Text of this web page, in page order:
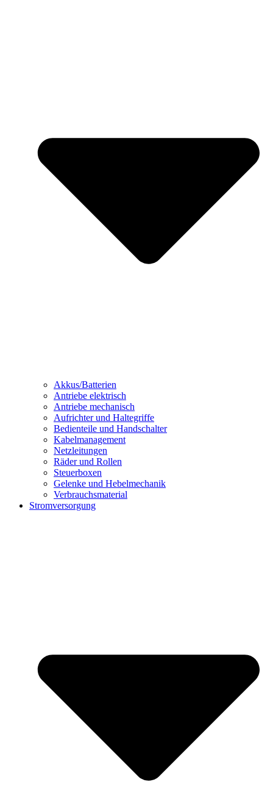
Akkus/Batterien
Antriebe elektrisch
Antriebe mechanisch
Aufrichter und Haltegriffe
Bedienteile und Handschalter
Kabelmanagement
Netzleitungen
Räder und Rollen
Steuerboxen
Gelenke und Hebelmechanik
Verbrauchsmaterial
Stromversorgung